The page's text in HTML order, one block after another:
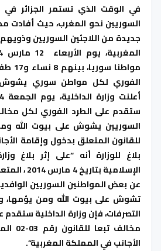
في الوقت الذي تستمر الجزائر في
السوريين نحو المغرب، حيث أفادت
جديدة من اللاجئين السوريين
الفوري لكل مواطن سوري
ستقدم على الطرد الفوري لكل
السوريين يشوش على بيوت الله
للقانون المتعلق بدخول وإقامة
بلاغ للوزارة أنه “على إثر بلاغ
الإسلامية
عن بعض المواطنين السوريين
تشوش على بيوت الله ومن يؤمها،
التصرفات، فإن وزارة الداخلية
الأجانب في المملكة المغربية”.